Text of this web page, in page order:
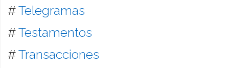
#Telegramas
#Testamentos
#Transacciones